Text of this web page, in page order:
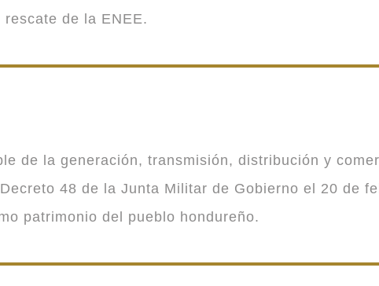
de la ENEE.
de la generación, transmisión, distribución y
48 de la Junta Militar de Gobierno el 20 de
patrimonio del pueblo hondureño.